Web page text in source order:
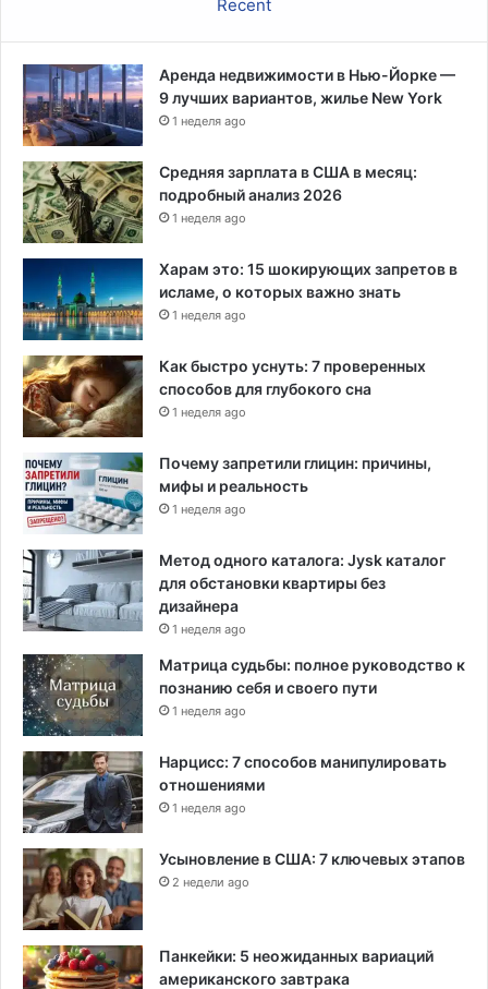
Recent
Аренда недвижимости в Нью-Йорке —
9 лучших вариантов, жилье New York
1 неделя ago
Средняя зарплата в США в месяц:
подробный анализ 2026
1 неделя ago
Харам это: 15 шокирующих запретов в
исламе, о которых важно знать
1 неделя ago
Как быстро уснуть: 7 проверенных
способов для глубокого сна
1 неделя ago
Почему запретили глицин: причины,
мифы и реальность
1 неделя ago
Метод одного каталога: Jysk каталог
для обстановки квартиры без
дизайнера
1 неделя ago
Матрица судьбы: полное руководство к
познанию себя и своего пути
1 неделя ago
Нарцисс: 7 способов манипулировать
отношениями
1 неделя ago
Усыновление в США: 7 ключевых этапов
2 недели ago
Панкейки: 5 неожиданных вариаций
американского завтрака